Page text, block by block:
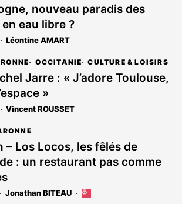
réservé
aux
abonnés
nouveau paradis des
eau libre ?
Léontine AMART
OCCITANIE CULTURE & LOISIRS
Jarre : « J’adore Toulouse,
»
Vincent ROUSSET
– Los Locos, les fêlés de
: un restaurant pas comme
Jonathan BITEAU
Cet